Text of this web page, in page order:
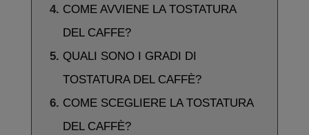
COME AVVIENE LA TOSTATURA
DEL CAFFE?
QUALI SONO I GRADI DI
TOSTATURA DEL CAFFÈ?
COME SCEGLIERE LA TOSTATURA
DEL CAFFÈ?